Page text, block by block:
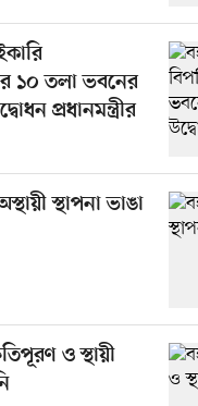
১০ তলা ভবনের
প্রধানমন্ত্রীর
স্থাপনা ভাঙা
ও স্থায়ী